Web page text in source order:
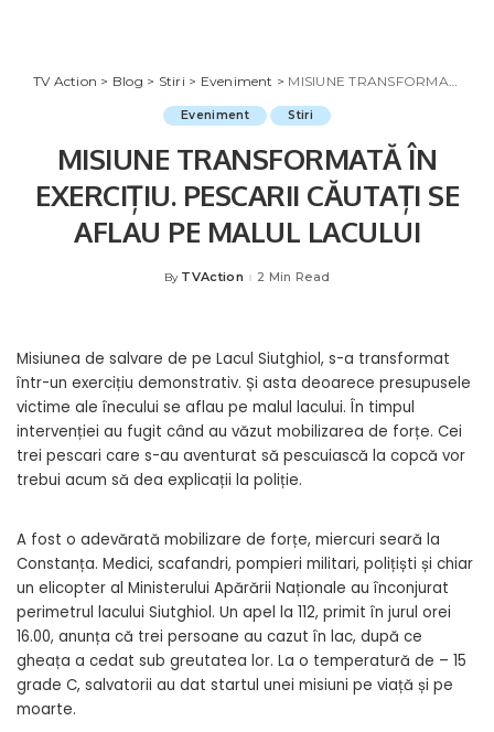
TV Action > Blog > Stiri > Eveniment > MISIUNE TRANSFORMATĂ ÎN EXERCIȚIU. PESCARII CĂUTAȚI SE AFLAU PE MALUL LACULUI
Eveniment Stiri
MISIUNE TRANSFORMATĂ ÎN
EXERCIȚIU. PESCARII CĂUTAȚI SE
AFLAU PE MALUL LACULUI
Posted
By TVAction 2 Min Read
Misiunea de salvare de pe Lacul Siutghiol, s-a transformat
într-un exercițiu demonstrativ. Și asta deoarece presupusele
victime ale înecului se aflau pe malul lacului. În timpul
intervenției au fugit când au văzut mobilizarea de forțe. Cei
trei pescari care s-au aventurat să pescuiască la copcă vor
trebui acum să dea explicații la poliție.
A fost o adevărată mobilizare de forțe, miercuri seară la
Constanța. Medici, scafandri, pompieri militari, polițiști și chiar
un elicopter al Ministerului Apărării Naționale au înconjurat
perimetrul lacului Siutghiol. Un apel la 112, primit în jurul orei
16.00, anunța că trei persoane au cazut în lac, după ce
gheața a cedat sub greutatea lor. La o temperatură de – 15
grade C, salvatorii au dat startul unei misiuni pe viață și pe
moarte.